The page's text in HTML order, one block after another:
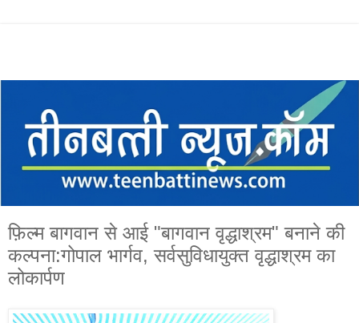
फ़िल्म बागवान से आई "बागवान वृद्धाश्रम" बनाने की
कल्पना:गोपाल भार्गव, सर्वसुविधायुक्त वृद्धाश्रम का
लोकार्पण